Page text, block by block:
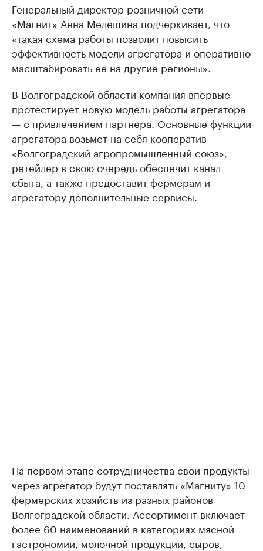
Генеральный директор розничной сети
«Магнит» Анна Мелешина подчеркивает, что
«такая схема работы позволит повысить
эффективность модели агрегатора и оперативно
масштабировать ее на другие регионы».
В Волгоградской области компания впервые
протестирует новую модель работы агрегатора
— с привлечением партнера. Основные функции
агрегатора возьмет на себя кооператив
«Волгоградский агропромышленный союз»,
ретейлер в свою очередь обеспечит канал
сбыта, а также предоставит фермерам и
агрегатору дополнительные сервисы.
На первом этапе сотрудничества свои продукты
через агрегатор будут поставлять «Магниту» 10
фермерских хозяйств из разных районов
Волгоградской области. Ассортимент включает
более 60 наименований в категориях мясной
гастрономии, молочной продукции, сыров,